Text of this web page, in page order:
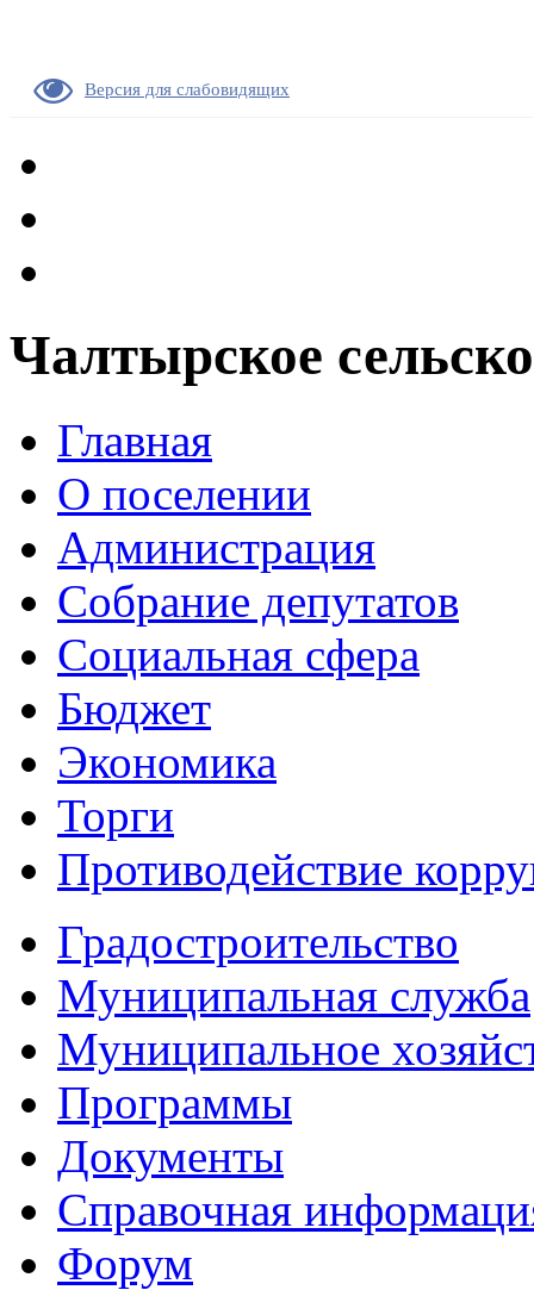
Версия для слабовидящих
Чалтырское
Главная
О поселении
Администрация
Собрание депутатов
Социальная сфера
Бюджет
Экономика
Торги
Противодействие
Градостроительство
Муниципальная служба
Муниципальное
Программы
Документы
Справочная
Форум